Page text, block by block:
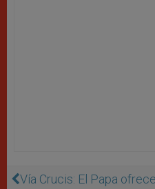
Vía Crucis: El Papa